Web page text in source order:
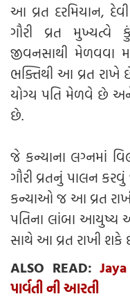
આ વ્રત દરમિયાન,
ગૌરી વ્રત મુખ્યત્વે
જીવનસાથી મેળવવા
ભક્તિથી આ વ્રત રાખે
યોગ્ય પતિ મેળવે છે
છે.
જે કન્યાના લગ્નમાં
ગૌરી વ્રતનું પાલન
કન્યાઓ જ આ વ્રત
પતિના લાંબા આયુષ્ય
સાથે આ વ્રત રાખી શકે
ALSO READ:
પાર્વતી ની આરતી